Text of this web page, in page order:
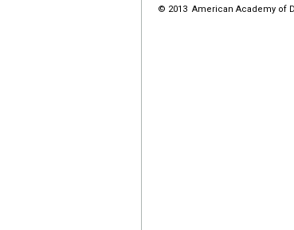
© 2013 American Academy of